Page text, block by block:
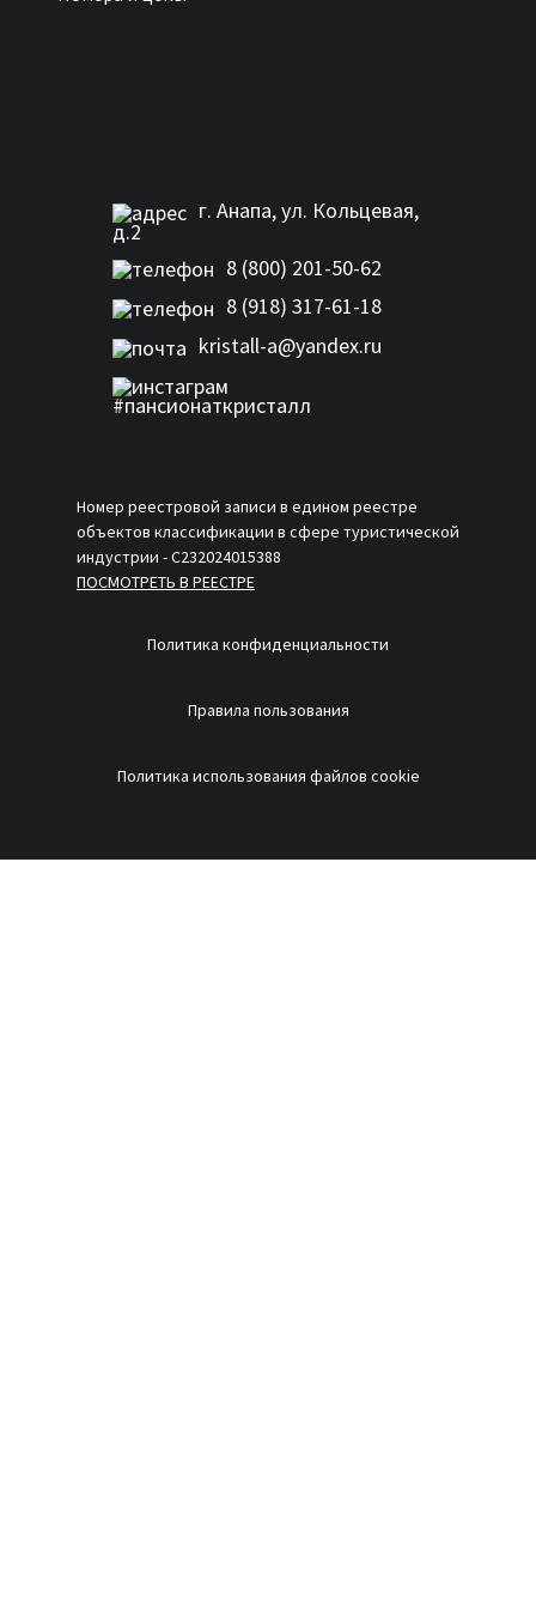
г. Анапа, ул. Кольцевая,
д.2
8 (800) 201-50-62
8 (918) 317-61-18
kristall-a@yandex.ru
#пансионаткристалл
Номер реестровой записи в едином реестре
объектов классификации в сфере туристической
индустрии - С232024015388
ПОСМОТРЕТЬ В РЕЕСТРЕ
Политика конфиденциальности
Правила пользования
Политика использования файлов cookie